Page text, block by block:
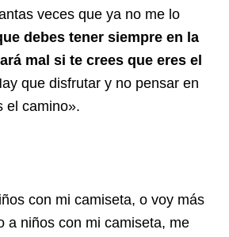
veces que ya no me lo
debes tener siempre en la
mal si te crees que eres el
que disfrutar y no pensar en
el camino».
con mi camiseta, o voy más
a niños con mi camiseta, me